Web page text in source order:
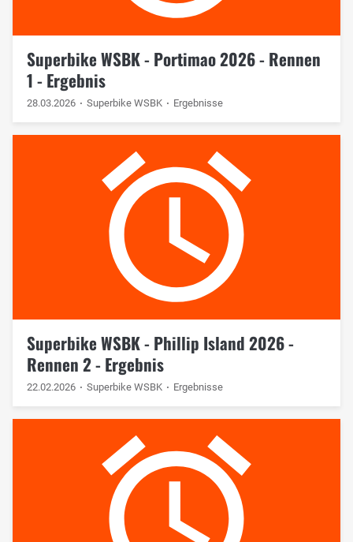
Superbike WSBK - Portimao 2026 - Rennen
1 - Ergebnis
28.03.2026 Superbike WSBK Ergebnisse
Superbike WSBK - Phillip Island 2026 -
Rennen 2 - Ergebnis
22.02.2026 Superbike WSBK Ergebnisse